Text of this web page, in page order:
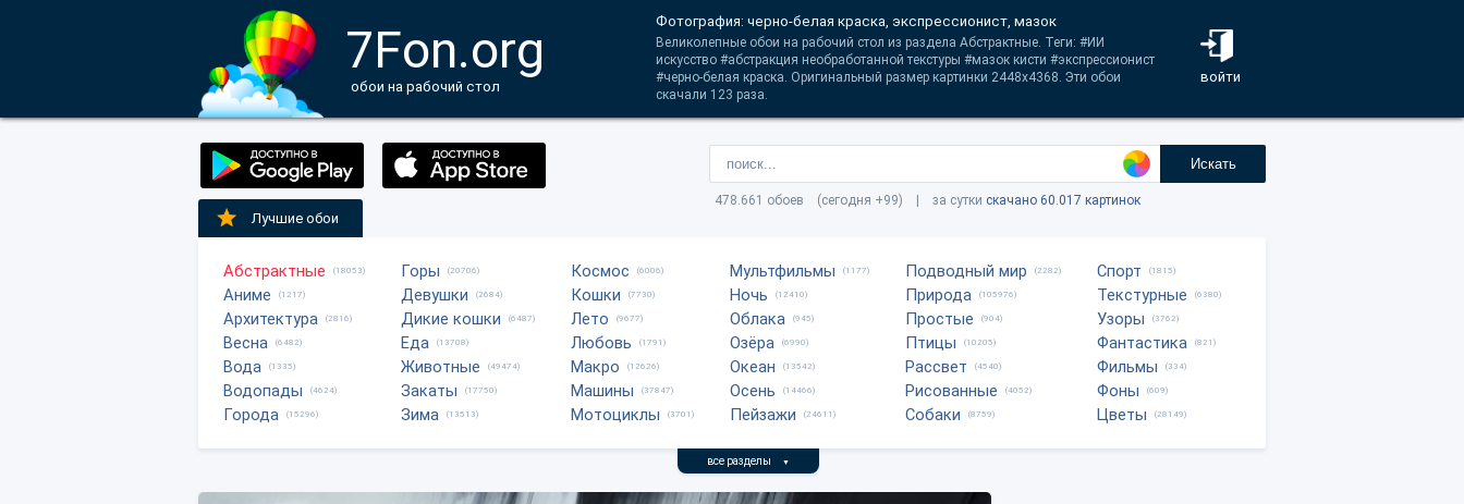
7Fon.org
обои на рабочий стол
войти
Фотография: черно-белая краска, экспрессионист, мазок
Великолепные обои на рабочий стол из раздела Абстрактные. Теги: #ИИ
искусство #абстракция необработанной текстуры #мазок кисти #экспрессионист
#черно-белая краска. Оригинальный размер картинки 2448x4368. Эти обои
скачали 123 раза.
Искать
478.661 обоев (сегодня +99) | за сутки скачано 60.017 картинок
Лучшие обои
Абстрактные (18053)
Аниме (1217)
Архитектура (2816)
Весна (6482)
Вода (1335)
Водопады (4624)
Города (15296)
Горы (20706)
Девушки (2684)
Дикие кошки (6487)
Еда (13708)
Животные (49474)
Закаты (17750)
Зима (13513)
Космос (6006)
Кошки (7730)
Лето (9677)
Любовь (1791)
Макро (12626)
Машины (37847)
Мотоциклы (3701)
Мультфильмы (1177)
Ночь (12410)
Облака (945)
Озёра (6990)
Океан (13542)
Осень (14466)
Пейзажи (24611)
Подводный мир (2282)
Природа (105976)
Простые (904)
Птицы (10205)
Рассвет (4540)
Рисованные (4052)
Собаки (8759)
Спорт (1815)
Текстурные (6380)
Узоры (3762)
Фантастика (821)
Фильмы (334)
Фоны (609)
Цветы (28149)
все разделы ▼